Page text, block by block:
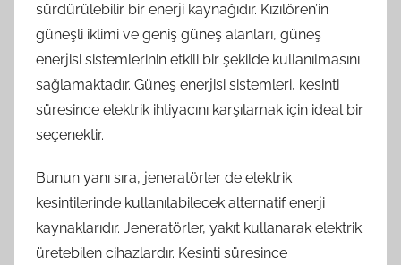
sürdürülebilir bir enerji kaynağıdır. Kızılören’in
güneşli iklimi ve geniş güneş alanları, güneş
enerjisi sistemlerinin etkili bir şekilde kullanılmasını
sağlamaktadır. Güneş enerjisi sistemleri, kesinti
süresince elektrik ihtiyacını karşılamak için ideal bir
seçenektir.
Bunun yanı sıra, jeneratörler de elektrik
kesintilerinde kullanılabilecek alternatif enerji
kaynaklarıdır. Jeneratörler, yakıt kullanarak elektrik
üretebilen cihazlardır. Kesinti süresince